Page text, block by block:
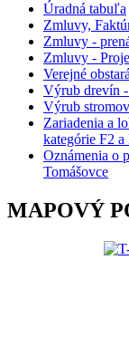
Úradná tabuľa
Zmluvy,
Zmluvy -
Zmluvy -
Verejné
Výrub drevín -
Výrub
Zariadenia a
kategórie F2 a
Oznámenia o
Tomášovce
MAPOVÝ